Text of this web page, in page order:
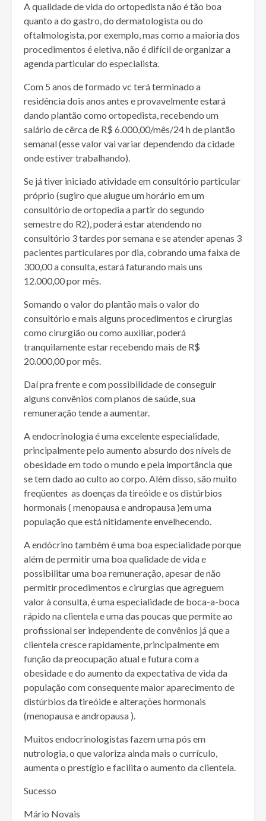
A qualidade de vida do ortopedista não é tão boa
quanto a do gastro, do dermatologista ou do
oftalmologista, por exemplo, mas como a maioria dos
procedimentos é eletiva, não é difícil de organizar a
agenda particular do especialista.
Com 5 anos de formado vc terá terminado a
residência dois anos antes e provavelmente estará
dando plantão como ortopedista, recebendo um
salário de cêrca de R$ 6.000,00/mês/24 h de plantão
semanal (esse valor vai variar dependendo da cidade
onde estiver trabalhando).
Se já tiver iniciado atividade em consultório particular
próprio (sugiro que alugue um horário em um
consultório de ortopedia a partir do segundo
semestre do R2), poderá estar atendendo no
consultório 3 tardes por semana e se atender apenas 3
pacientes particulares por dia, cobrando uma faixa de
300,00 a consulta, estará faturando mais uns
12.000,00 por mês.
Somando o valor do plantão mais o valor do
consultório e mais alguns procedimentos e cirurgias
como cirurgião ou como auxiliar, poderá
tranquilamente estar recebendo mais de R$
20.000,00 por mês.
Daí pra frente e com possibilidade de conseguir
alguns convênios com planos de saúde, sua
remuneração tende a aumentar.
A endocrinologia é uma excelente especialidade,
principalmente pelo aumento absurdo dos níveis de
obesidade em todo o mundo e pela importância que
se tem dado ao culto ao corpo. Além disso, são muito
freqüentes as doenças da tireóide e os distúrbios
hormonais ( menopausa e andropausa )em uma
população que está nitidamente envelhecendo.
A endócrino também é uma boa especialidade porque
além de permitir uma boa qualidade de vida e
possibilitar uma boa remuneração, apesar de não
permitir procedimentos e cirurgias que agreguem
valor à consulta, é uma especialidade de boca-a-boca
rápido na clientela e uma das poucas que permite ao
profissional ser independente de convênios já que a
clientela cresce rapidamente, principalmente em
função da preocupação atual e futura com a
obesidade e do aumento da expectativa de vida da
população com consequente maior aparecimento de
distúrbios da tireóide e alterações hormonais
(menopausa e andropausa ).
Muitos endocrinologistas fazem uma pós em
nutrologia, o que valoriza ainda mais o currículo,
aumenta o prestígio e facilita o aumento da clientela.
Sucesso
Mário Novais